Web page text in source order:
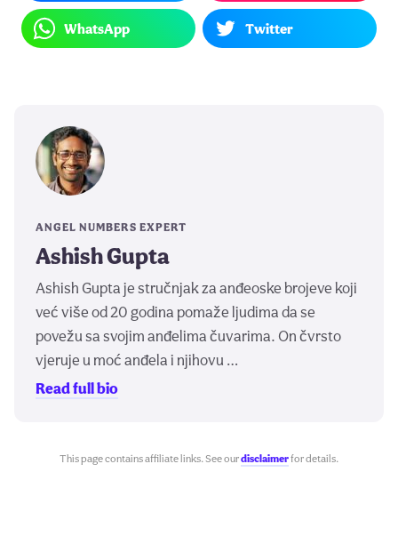
WhatsApp Twitter
ANGEL NUMBERS EXPERT
Ashish Gupta
Ashish Gupta je stručnjak za anđeoske brojeve koji
već više od 20 godina pomaže ljudima da se
povežu sa svojim anđelima čuvarima. On čvrsto
vjeruje u moć anđela i njihovu …
Read full bio
This page contains affiliate links. See ourdisclaimerfor details.